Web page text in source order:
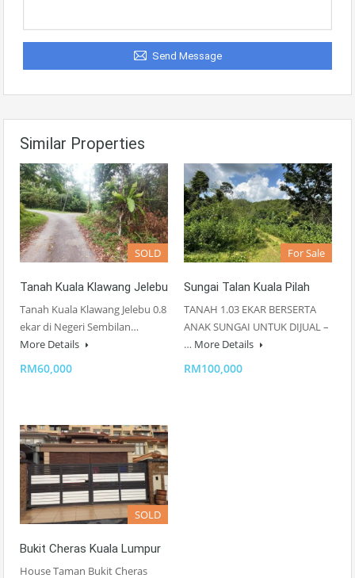
Send Message
Similar Properties
SOLD
Tanah Kuala Klawang Jelebu
Tanah Kuala Klawang Jelebu 0.8
ekar di Negeri Sembilan…
More Details
RM60,000
For Sale
Sungai Talan Kuala Pilah
TANAH 1.03 EKAR BERSERTA
ANAK SUNGAI UNTUK DIJUAL –
… More Details
RM100,000
SOLD
Bukit Cheras Kuala Lumpur
House Taman Bukit Cheras